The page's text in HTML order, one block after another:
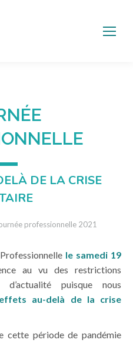
DE LA CRISE
ici :professionnelle 2021
le samedi 19
au vu des restrictions
puisque nous
effets au-delà de la crise
cette période de pandémie